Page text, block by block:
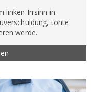
linken Irrsinn in
tönte
werde.